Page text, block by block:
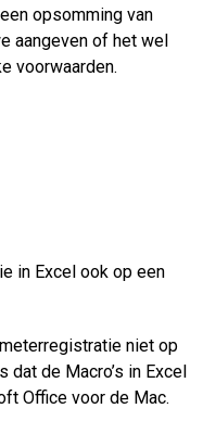
opsomming van
aangeven of het wel
voorwaarden.
in Excel ook op een
niet op
dat de Macro’s in Excel
Office voor de Mac.